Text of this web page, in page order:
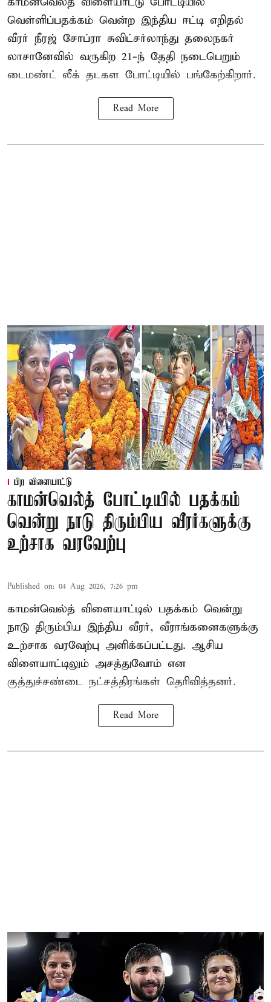
வெள்ளிப்பதக்கம் வென்ற இந்திய ஈட்டி எறிதல்
வீரர் நீரஜ் சோப்ரா சுவிட்சர்லாந்து தலைநகர்
லாசானேவில் வருகிற 21-ந் தேதி நடைபெறும்
டைமண்ட் லீக் தடகள போட்டியில் பங்கேற்கிறார்.
Read More
பிற விளையாட்டு
காமன்வெல்த் போட்டியில் பதக்கம்
வென்று நாடு திரும்பிய வீரர்களுக்கு
உற்சாக வரவேற்பு
Published on: 04 Aug 2026, 7:26 pm
காமன்வெல்த் விளையாட்டில் பதக்கம் வென்று
நாடு திரும்பிய இந்திய வீரர், வீராங்கனைகளுக்கு
உற்சாக வரவேற்பு அளிக்கப்பட்டது. ஆசிய
விளையாட்டிலும் அசத்துவோம் என
குத்துச்சண்டை நட்சத்திரங்கள் தெரிவித்தனர்.
Read More